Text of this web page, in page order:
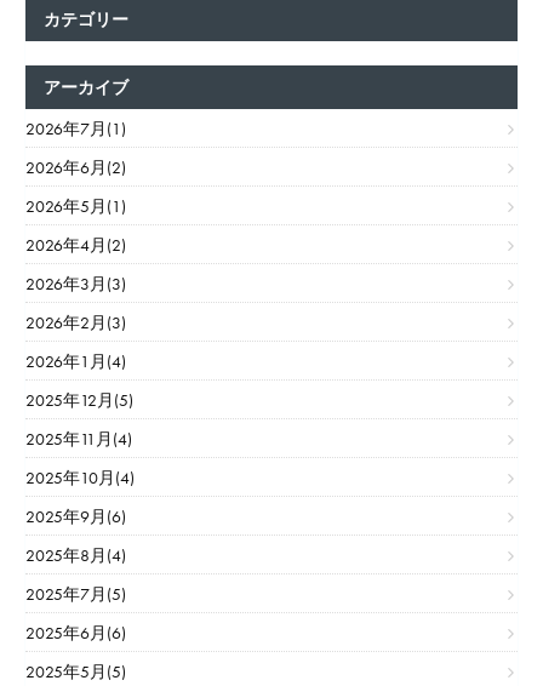
カテゴリー
アーカイブ
2026年7月(1)
2026年6月(2)
2026年5月(1)
2026年4月(2)
2026年3月(3)
2026年2月(3)
2026年1月(4)
2025年12月(5)
2025年11月(4)
2025年10月(4)
2025年9月(6)
2025年8月(4)
2025年7月(5)
2025年6月(6)
2025年5月(5)